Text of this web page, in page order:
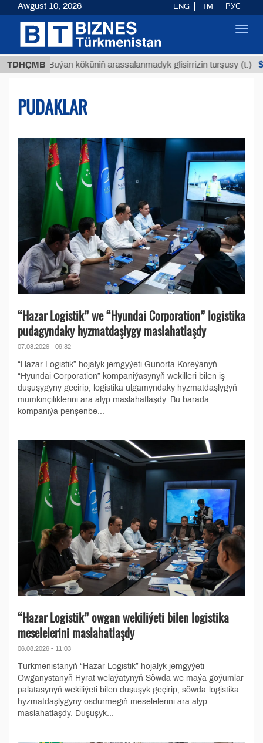
TDHÇMB
Buýan köküniň arassalanmadyk glisirrizin turşusy (t.) $12935,18
PUDAKLAR
“Hazar Logistik” we “Hyundai Corporation” logistika
pudagyndaky hyzmatdaşlygy maslahatlaşdy
07.08.2026 - 09:32
“Hazar Logistik” hojalyk jemgyýeti Günorta Koreýanyň
“Hyundai Corporation” kompaniýasynyň wekilleri bilen iş
duşuşygyny geçirip, logistika ulgamyndaky hyzmatdaşlygyň
mümkinçiliklerini ara alyp maslahatlaşdy. Bu barada
kompaniýa penşenbe...
“Hazar Logistik” owgan wekiliýeti bilen logistika
meselelerini maslahatlaşdy
06.08.2026 - 11:03
Türkmenistanyň “Hazar Logistik” hojalyk jemgyýeti
Owganystanyň Hyrat welaýatynyň Söwda we maýa goýumlar
palatasynyň wekiliýeti bilen duşuşyk geçirip, söwda-logistika
hyzmatdaşlygyny ösdürmegiň meselelerini ara alyp
maslahatlaşdy. Duşuşyk...
Awgust 10, 2026 ENG TM РУС